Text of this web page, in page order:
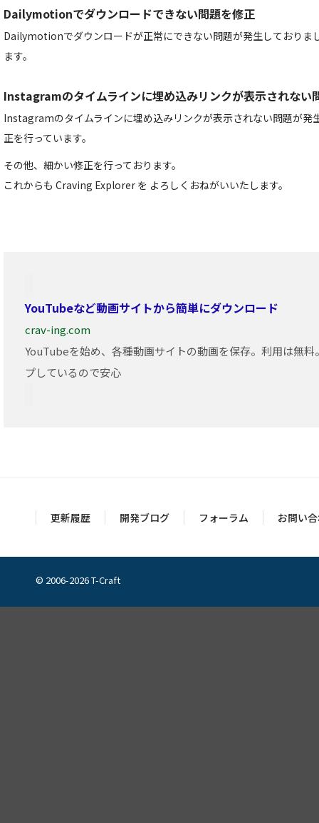
Dailymotionでダウンロードできない問題を修正
Dailymotionでダウンロードが正常にできない問題が発生しておりま
ます。
Instagramのタイムラインに埋め込みリンクが表示されない
Instagramのタイムラインに埋め込みリンクが表示されない問題が発
正を行っています。
その他、細かい修正を行っております。
これからも Craving Explorer を よろしくおねがいいたします。
YouTubeなど動画サイトから簡単にダウンロード
crav-ing.com
YouTubeを始め、各種動画サイトの動画を保存。利用は無
プしているので安心
更新履歴 開発ブログ フォーラム お問い
© 2006-2026 T-Craft